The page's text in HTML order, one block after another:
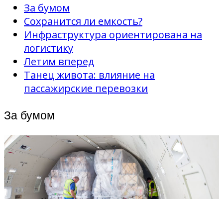
За бумом
Сохранится ли емкость?
Инфраструктура ориентирована на
логистику
Летим вперед
Танец живота: влияние на
пассажирские перевозки
За бумом